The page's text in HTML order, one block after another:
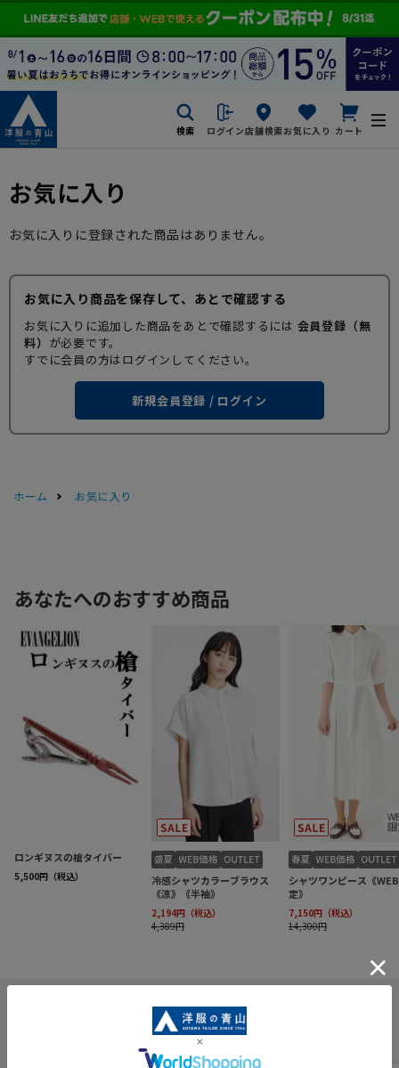
検索 ログイン店舗検索お気に入り カート
お気に入り
お気に入りに登録された商品はありません。
お気に入り商品を保存して、あとで確認する
お気に入りに追加した商品をあとで確認するには 会員登録（無
料） が必要です。
すでに会員の方はログインしてください。
新規会員登録 / ログイン
ホーム お気に入り
INFORMATION